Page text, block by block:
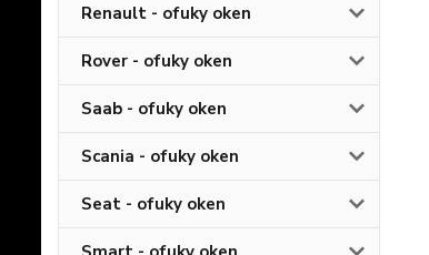
Renault - ofuky oken
Rover - ofuky oken
Saab - ofuky oken
Scania - ofuky oken
Seat - ofuky oken